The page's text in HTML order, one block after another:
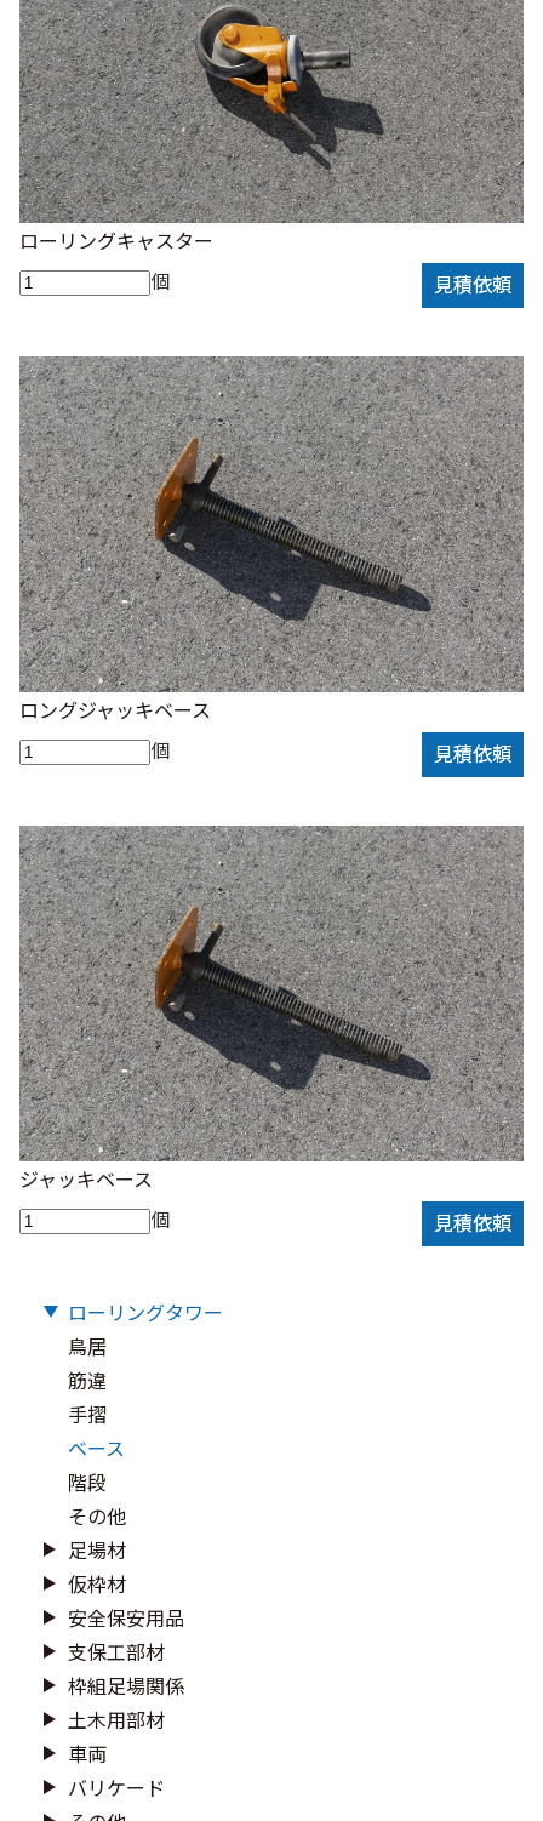
ローリングキャスター
個
見積依頼
ロングジャッキベース
個
見積依頼
ジャッキベース
個
見積依頼
ローリングタワー
鳥居
筋違
手摺
ベース
階段
その他
足場材
仮枠材
安全保安用品
支保工部材
枠組足場関係
土木用部材
車両
バリケード